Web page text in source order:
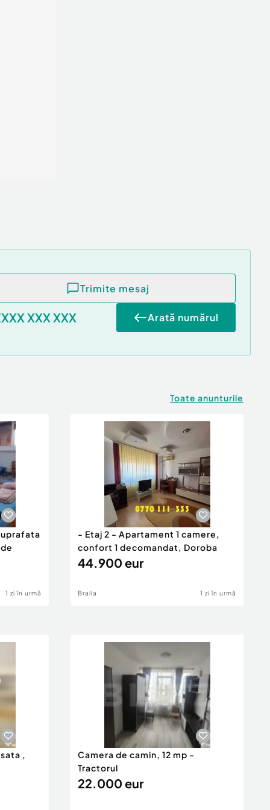
Trimite mesaj
XXX XXX Arată numărul
Toate anunturile
1 zi în urmă
- Etaj 2 - Apartament 1 camere,
confort 1 decomandat, Doroba
44.900 eur
Braila 1 zi în urmă
,
Camera de camin, 12 mp -
Tractorul
22.000 eur